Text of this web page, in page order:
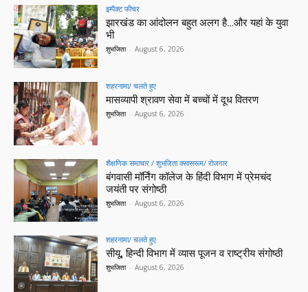
इम्पैक्ट फीचर
झारखंड का आंदोलन बहुत अलग है…और यहां के युवा
भी
शुभजिता - August 6, 2026
शहरनामा/ चलते हुए
मासव्यापी श्रावण सेवा में बच्चों में दूध वितरण
शुभजिता - August 6, 2026
शैक्षणिक समाचार / शुभजिता क्सासरूम/ रोजगार
बंगवासी मॉर्निंग कॉलेज के हिंदी विभाग में प्रेमचंद
जयंती पर संगोष्ठी
शुभजिता - August 6, 2026
शहरनामा/ चलते हुए
सीयू, हिन्दी विभाग में व्यास पूजन व राष्ट्रीय संगोष्ठी
शुभजिता - August 6, 2026